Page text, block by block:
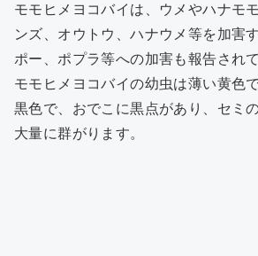
モモヒメヨコバイは、ウメやハナモ
ンズ、オウトウ、ハナウメ等を加害
ポー、ポプラ等への加害も報告され
モモヒメヨコバイの幼虫は薄い黄色
黒色で、おでこに黒点があり、セミ
大量に群がります。